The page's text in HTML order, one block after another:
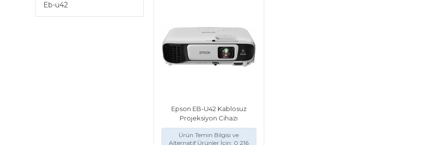
Eb-u42
Epson EB-U42 Kablosuz
Projeksiyon Cihazı
Ürün Temin Bilgisi ve
Alternatif Ürünler İçin: 0 216